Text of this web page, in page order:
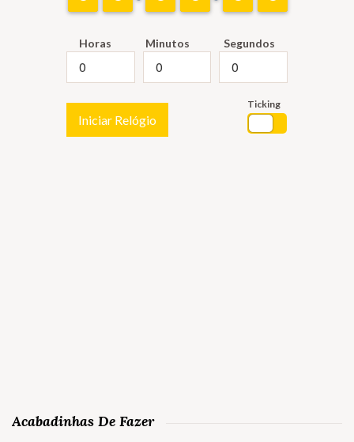
Horas Minutos Segundos
Iniciar Relógio
Ticking
Acabadinhas De Fazer